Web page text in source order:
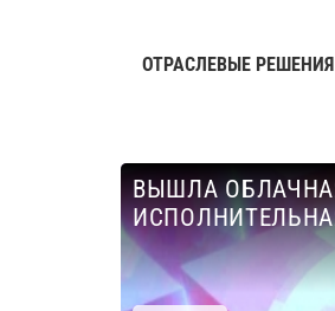
ОТРАСЛЕВЫЕ РЕШЕНИЯ
ВЫШЛА